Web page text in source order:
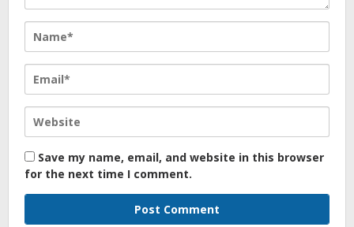
Save my name, email, and website in this browser
for the next time I comment.